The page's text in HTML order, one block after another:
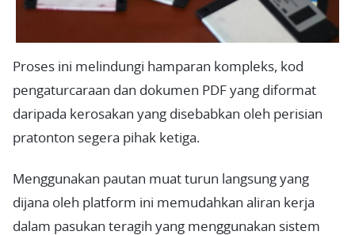
Proses ini melindungi hamparan kompleks, kod
pengaturcaraan dan dokumen PDF yang diformat
daripada kerosakan yang disebabkan oleh perisian
pratonton segera pihak ketiga.
Menggunakan pautan muat turun langsung yang
dijana oleh platform ini memudahkan aliran kerja
dalam pasukan teragih yang menggunakan sistem